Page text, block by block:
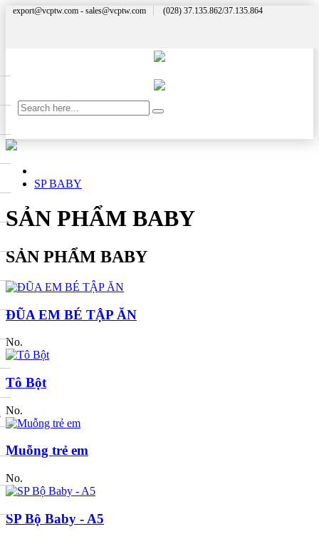
export@vcptw.com - sales@vcptw.com (028) 37.135.862/37.135.864
SP BABY
SẢN PHẨM BABY
SẢN PHẨM BABY
ĐŨA EM BÉ TẬP ĂN
No.
Tô Bột
No.
Muỗng trẻ em
No.
SP Bộ Baby - A5